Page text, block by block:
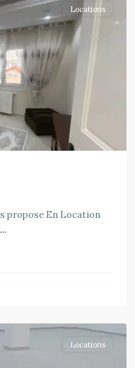
Locations
propose En Location
...
Locations